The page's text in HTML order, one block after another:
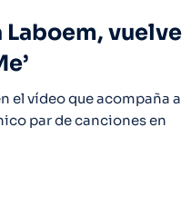
vuelve
el vídeo que acompaña a
par de canciones en